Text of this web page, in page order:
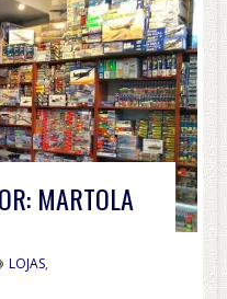
MARTOLA
LOJAS,